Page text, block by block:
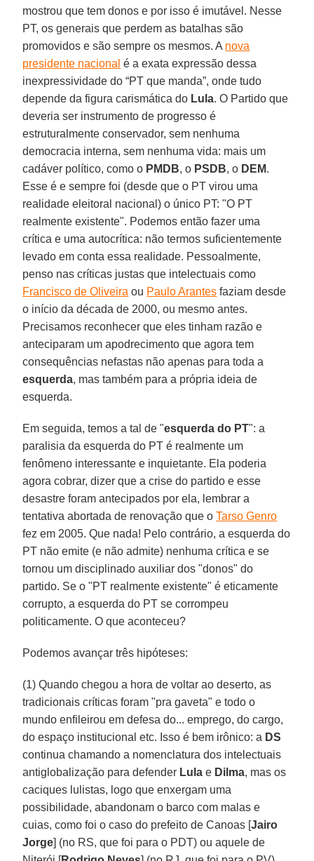
mostrou que tem donos e por isso é imutável. Nesse
PT, os generais que perdem as batalhas são
promovidos e são sempre os mesmos. A nova
presidente nacional é a exata expressão dessa
inexpressividade do “PT que manda”, onde tudo
depende da figura carismática do Lula. O Partido que
deveria ser instrumento de progresso é
estruturalmente conservador, sem nenhuma
democracia interna, sem nenhuma vida: mais um
cadáver político, como o PMDB, o PSDB, o DEM.
Esse é e sempre foi (desde que o PT virou uma
realidade eleitoral nacional) o único PT: "O PT
realmente existente". Podemos então fazer uma
crítica e uma autocrítica: não termos suficientemente
levado em conta essa realidade. Pessoalmente,
penso nas críticas justas que intelectuais como
Francisco de Oliveira ou Paulo Arantes faziam desde
o início da década de 2000, ou mesmo antes.
Precisamos reconhecer que eles tinham razão e
anteciparam um apodrecimento que agora tem
consequências nefastas não apenas para toda a
esquerda, mas também para a própria ideia de
esquerda.
Em seguida, temos a tal de "esquerda do PT": a
paralisia da esquerda do PT é realmente um
fenômeno interessante e inquietante. Ela poderia
agora cobrar, dizer que a crise do partido e esse
desastre foram antecipados por ela, lembrar a
tentativa abortada de renovação que oTarso Genro
fez em 2005. Que nada! Pelo contrário, a esquerda do
PT não emite (e não admite) nenhuma crítica e se
tornou um disciplinado auxiliar dos "donos" do
partido. Se o "PT realmente existente" é eticamente
corrupto, a esquerda do PT se corrompeu
politicamente. O que aconteceu?
Podemos avançar três hipóteses:
(1) Quando chegou a hora de voltar ao deserto, as
tradicionais críticas foram "pra gaveta" e todo o
mundo enfileirou em defesa do... emprego, do cargo,
do espaço institucional etc. Isso é bem irônico: a DS
continua chamando a nomenclatura dos intelectuais
antiglobalização para defender Lula e Dilma, mas os
caciques lulistas, logo que enxergam uma
possibilidade, abandonam o barco com malas e
cuias, como foi o caso do prefeito de Canoas [Jairo
Jorge] (no RS, que foi para o PDT) ou aquele de